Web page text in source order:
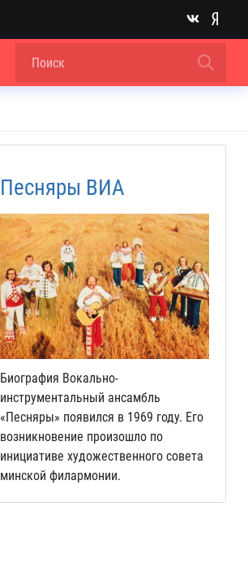
Песняры ВИА
Биография Вокально-
инструментальный ансамбль
«Песняры» появился в 1969 году. Его
возникновение произошло по
инициативе художественного совета
минской филармонии.